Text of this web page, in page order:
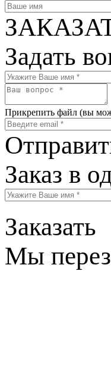
Задать
Прикрепить файл (вы
Заказ в
Заказать
Мы